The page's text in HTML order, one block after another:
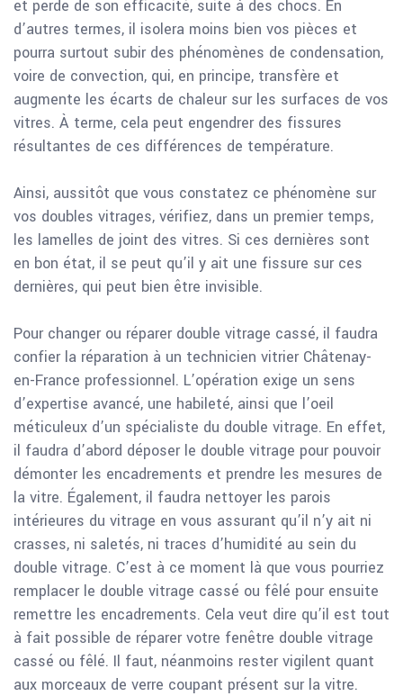
et perde de son efficacité, suite à des chocs. En
d’autres termes, il isolera moins bien vos pièces et
pourra surtout subir des phénomènes de condensation,
voire de convection, qui, en principe, transfère et
augmente les écarts de chaleur sur les surfaces de vos
vitres. À terme, cela peut engendrer des fissures
résultantes de ces différences de température.
Ainsi, aussitôt que vous constatez ce phénomène sur
vos doubles vitrages, vérifiez, dans un premier temps,
les lamelles de joint des vitres. Si ces dernières sont
en bon état, il se peut qu’il y ait une fissure sur ces
dernières, qui peut bien être invisible.
Pour changer ou réparer double vitrage cassé, il faudra
confier la réparation à un technicien vitrier Châtenay-
en-France professionnel. L’opération exige un sens
d’expertise avancé, une habileté, ainsi que l’oeil
méticuleux d’un spécialiste du double vitrage. En effet,
il faudra d’abord déposer le double vitrage pour pouvoir
démonter les encadrements et prendre les mesures de
la vitre. Également, il faudra nettoyer les parois
intérieures du vitrage en vous assurant qu’il n’y ait ni
crasses, ni saletés, ni traces d’humidité au sein du
double vitrage. C’est à ce moment là que vous pourriez
remplacer le double vitrage cassé ou fêlé pour ensuite
remettre les encadrements. Cela veut dire qu’il est tout
à fait possible de réparer votre fenêtre double vitrage
cassé ou fêlé. Il faut, néanmoins rester vigilent quant
aux morceaux de verre coupant présent sur la vitre.